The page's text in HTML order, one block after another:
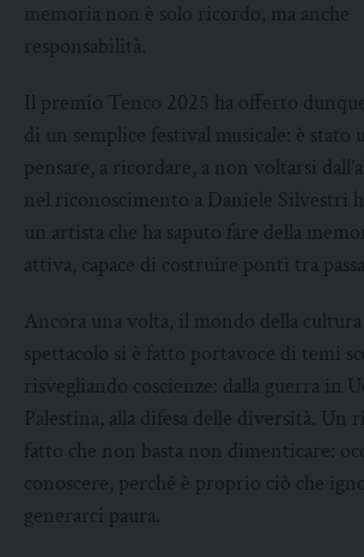
memoria non è solo ricordo, ma anche
responsabilità.
Il premio Tenco 2025 ha offerto
di un semplice festival musicale: è stato
pensare, a ricordare, a non voltarsi
nel riconoscimento a Daniele Silvestri
un artista che ha saputo fare della
attiva, capace di costruire ponti tra
Ancora una volta, il mondo della
spettacolo si è fatto portavoce di temi
risvegliando coscienze: dalla guerra in
Palestina, alla difesa delle diversità. Un
fatto che non basta non dimenticare:
conoscere, perché è proprio ciò che
generarci paura.